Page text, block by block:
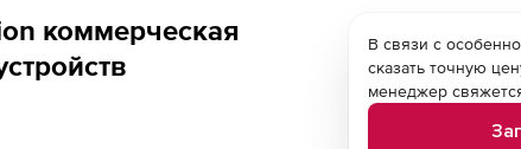
коммерческая
В связи с
сказать точную
менеджер